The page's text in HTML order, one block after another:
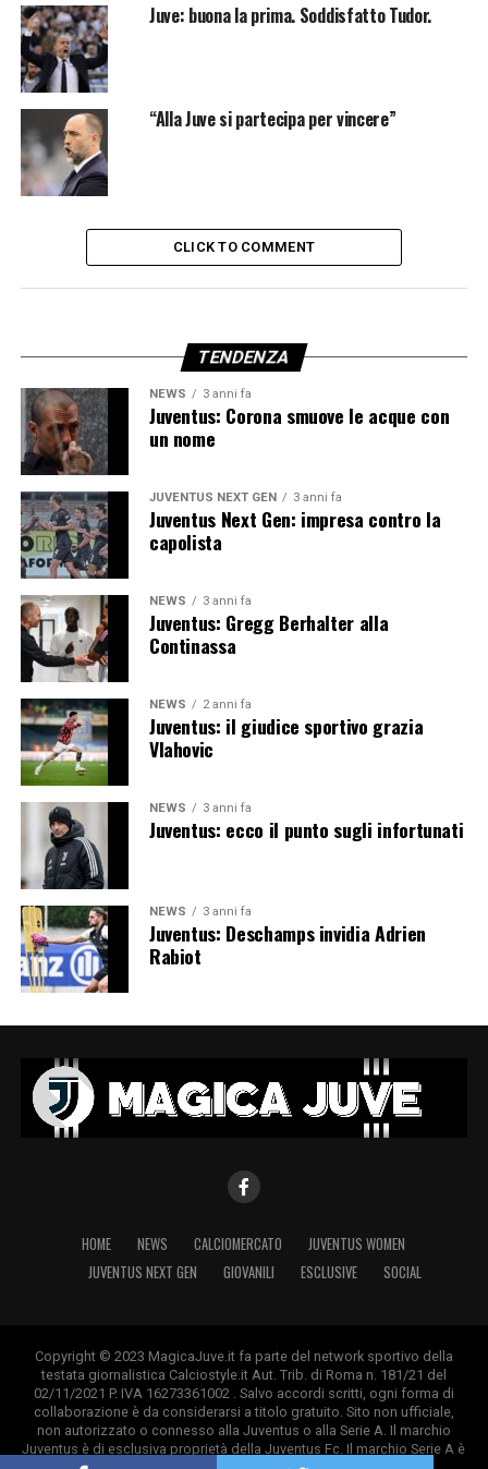
Juve: buona la prima. Soddisfatto Tudor.
“Alla Juve si partecipa per vincere”
CLICK TO COMMENT
TENDENZA
NEWS 3 anni fa
Juventus: Corona smuove le acque con
un nome
JUVENTUS NEXT GEN 3 anni fa
Juventus Next Gen: impresa contro la
capolista
NEWS 3 anni fa
Juventus: Gregg Berhalter alla
Continassa
NEWS 2 anni fa
Juventus: il giudice sportivo grazia
Vlahovic
NEWS 3 anni fa
Juventus: ecco il punto sugli infortunati
NEWS 3 anni fa
Juventus: Deschamps invidia Adrien
Rabiot
HOME NEWS CALCIOMERCATO
JUVENTUS WOMEN
JUVENTUS NEXT GEN
GIOVANILI ESCLUSIVE SOCIAL
Copyright © 2023 MagicaJuve.it fa parte del network sportivo della
testata giornalistica Calciostyle.it Aut. Trib. di Roma n. 181/21 del
02/11/2021 P. IVA 16273361002 . Salvo accordi scritti, ogni forma di
collaborazione è da considerarsi a titolo gratuito. Sito non ufficiale,
non autorizzato o connesso alla Juventus o alla Serie A. Il marchio
Juventus è di esclusiva proprietà della Juventus Fc. Il marchio Serie A è